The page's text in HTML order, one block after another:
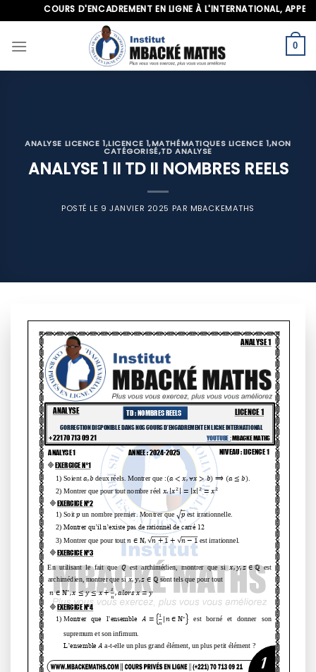
to
content
COURS D'ENCADREMENT EN LIGNE À L'INTERNATIONAL,
0
ANALYSE LICENCE 1,LICENCE 1,MATHÉMATIQUES LICENCE 1,NON
CATÉGORISÉ,TD ANALYSE
ANALYSE 1 II TD II NOMBRES REELS
POSTÉ LE 9 JANVIER 2025 PAR MBACKEMATHS